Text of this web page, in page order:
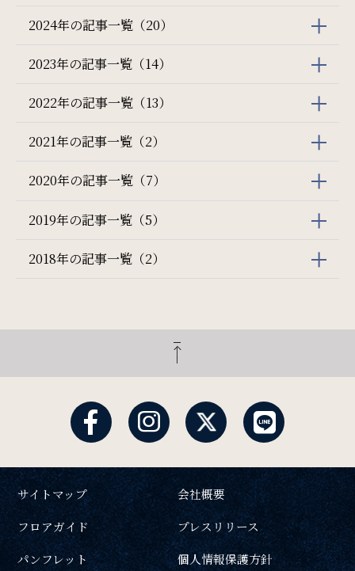
2024年の記事一覧（20）
2023年の記事一覧（14）
2022年の記事一覧（13）
2021年の記事一覧（2）
2020年の記事一覧（7）
2019年の記事一覧（5）
2018年の記事一覧（2）
サイトマップ
会社概要
フロアガイド
プレスリリース
パンフレット
個人情報保護方針